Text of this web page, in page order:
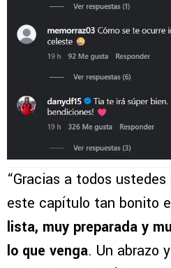
“Gracias a todos
este capítulo tan bonito
lista, muy preparada y
lo que venga. Un abrazo